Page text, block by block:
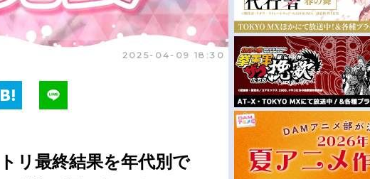
2025-04-09 18:30
リ最終結果を年代別で